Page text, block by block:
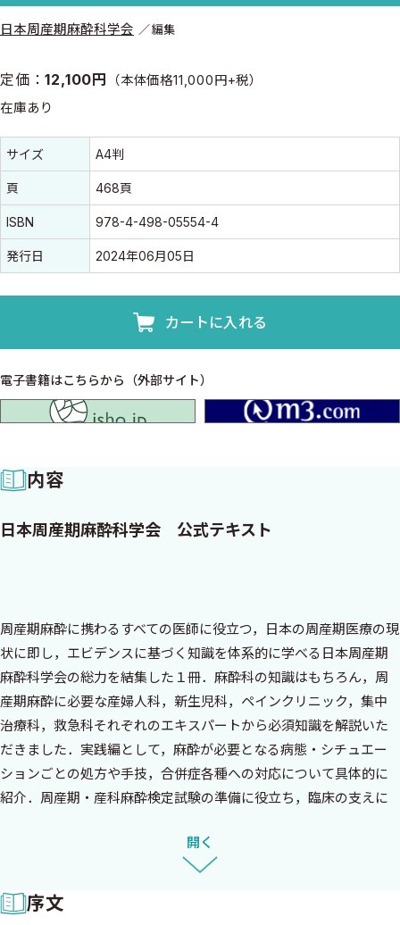
日本周産期麻酔科学会 編集
定価：12,100円 （本体価格11,000円+税）
在庫あり
書誌情報
書誌情報
サイズ A4判
頁 468頁
ISBN 978-4-498-05554-4
発行日 2024年06月05日
カートに入れる
電子書籍はこちらから（外部サイト）
内容
日本周産期麻酔科学会 公式テキスト
周産期麻酔に携わるすべての医師に役立つ，日本の周産期医療の現
状に即し，エビデンスに基づく知識を体系的に学べる日本周産期
麻酔科学会の総力を結集した１冊．麻酔科の知識はもちろん，周
産期麻酔に必要な産婦人科，新生児科，ペインクリニック，集中
治療科，救急科それぞれのエキスパートから必須知識を解説いた
だきました．実践編として，麻酔が必要となる病態・シチュエー
ションごとの処方や手技，合併症各種への対応について具体的に
紹介．周産期・産科麻酔検定試験の準備に役立ち，臨床の支えに
開く
序文